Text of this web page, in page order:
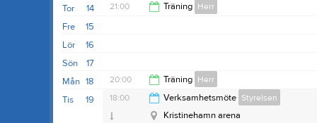
14
Tor 21:00 Träning Herr
15
Fre
16
Lör
17
Sön
18
Mån 20:00 Träning Herr
21:30
19
Tis 18:00 Verksamhetsmöte Styrelsen
Kristinehamn arena